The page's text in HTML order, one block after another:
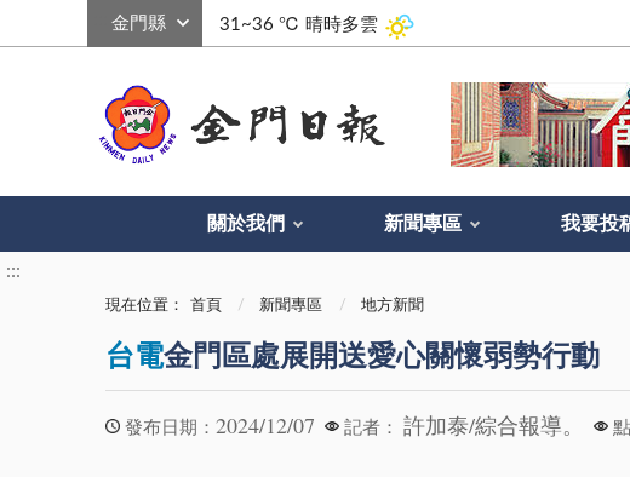
31~36 ℃ 晴時多雲
關於我們 新聞專區 我要投
:::
現在位置： 首頁 新聞專區 地方新聞
台電金門區處展開送愛心關懷弱勢行動
發布日期： 2024/12/07 記者： 許加泰/綜合報導。